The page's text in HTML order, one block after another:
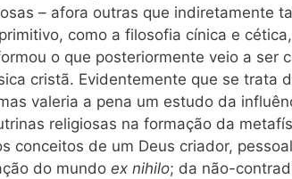
– afora outras que indiretamente
como a filosofia cínica e
o que posteriormente veio a ser
cristã. Evidentemente que se trata
valeria a pena um estudo da
religiosas na formação da
conceitos de um Deus criador,
do mundo ex nihilo; da não-